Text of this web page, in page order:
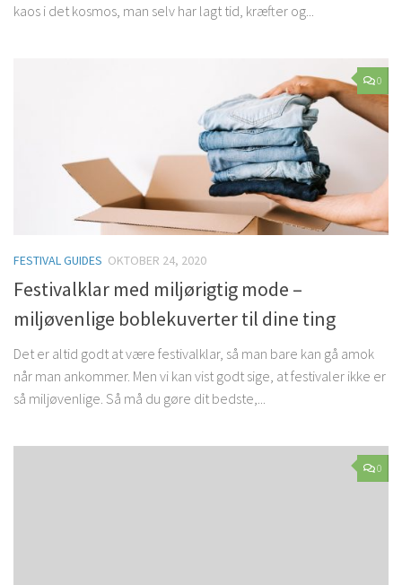
kaos i det kosmos, man selv har lagt tid, kræfter og...
0
FESTIVAL GUIDES OKTOBER 24, 2020
Festivalklar med miljørigtig mode –
miljøvenlige boblekuverter til dine ting
Det er altid godt at være festivalklar, så man bare kan gå amok
når man ankommer. Men vi kan vist godt sige, at festivaler ikke er
så miljøvenlige. Så må du gøre dit bedste,...
0